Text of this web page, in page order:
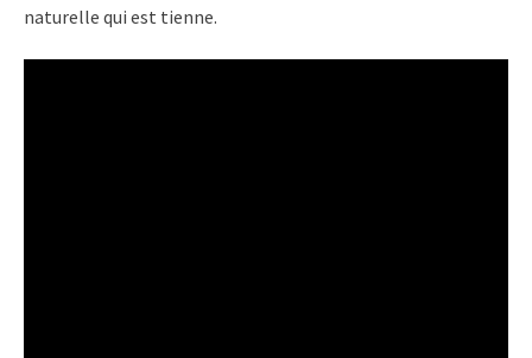
naturelle qui est tienne.